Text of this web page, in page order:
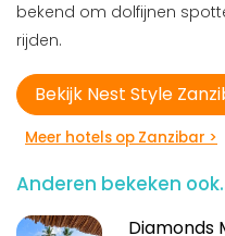
bekend om dolfijnen
rijden.
Bekijk Nest Style
Meer hotels op Zanzibar >
Anderen bekeken
Diamonds